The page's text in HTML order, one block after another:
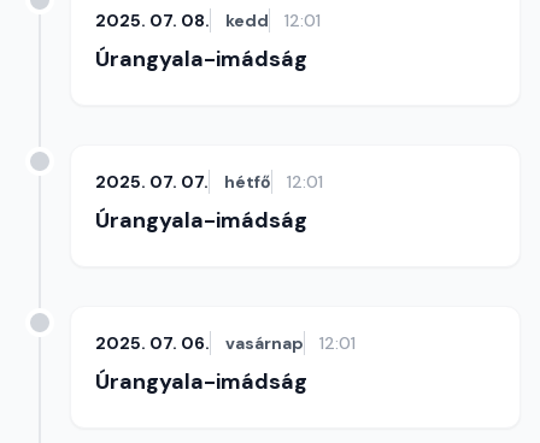
2025. 07. 08. kedd 12:01
Úrangyala-imádság
2025. 07. 07. hétfő 12:01
Úrangyala-imádság
2025. 07. 06. vasárnap 12:01
Úrangyala-imádság